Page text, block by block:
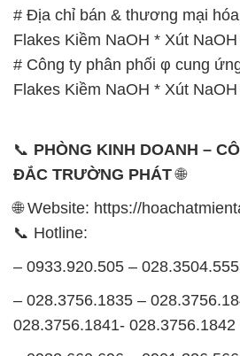
📞PHÒNG KINH DOANH –
ĐẮC TRƯỜNG PHÁT 🌐
🌐 Website: https://
– 0933.920.505 –
028.3756.1841- 028.3756.1842
0902.765.866
📧 Email: